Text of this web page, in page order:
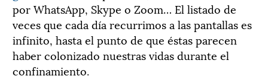
por WhatsApp, Skype o Zoom… El listado de
veces que cada día recurrimos a las pantallas es
infinito, hasta el punto de que éstas parecen
haber colonizado nuestras vidas durante el
confinamiento.